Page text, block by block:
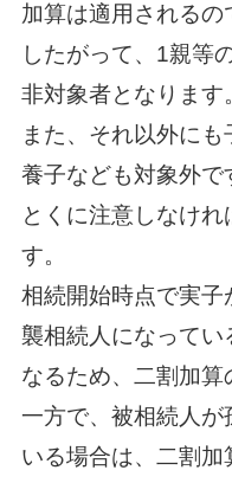
加算は適用されるの
したがって、1親等
非対象者となります
また、それ以外に
養子なども対象外で
とくに注意しなけ
す。
相続開始時点で実
襲相続人になってい
なるため、二割加算
一方で、被相続人が
いる場合は、二割加